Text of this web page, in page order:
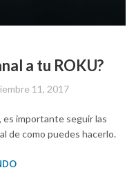
a tu ROKU?
11, 2017
es importante seguir las
de como puedes hacerlo.